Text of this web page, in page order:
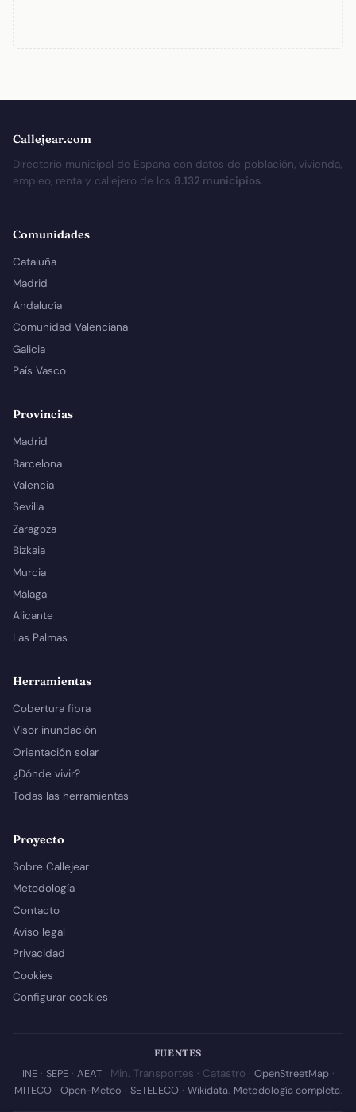
Callejear.com
Directorio municipal de España con datos de población, vivienda,
empleo, renta y callejero de los 8.132 municipios.
Comunidades
Cataluña
Madrid
Andalucía
Comunidad Valenciana
Galicia
País Vasco
Provincias
Madrid
Barcelona
Valencia
Sevilla
Zaragoza
Bizkaia
Murcia
Málaga
Alicante
Las Palmas
Herramientas
Cobertura fibra
Visor inundación
Orientación solar
¿Dónde vivir?
Todas las herramientas
Proyecto
Sobre Callejear
Metodología
Contacto
Aviso legal
Privacidad
Cookies
Configurar cookies
FUENTES
INE· SEPE· AEAT· Min. Transportes · Catastro · OpenStreetMap·
MITECO· Open-Meteo · SETELECO· Wikidata. Metodología completa.